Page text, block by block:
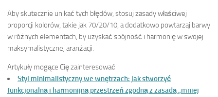
Aby skutecznie unikać tych błędów, stosuj zasady właściwej
proporcji kolorów, takie jak 70/20/10, a dodatkowo powtarzaj barwy
w różnych elementach, by uzyskać spójność i harmonię w swojej
maksymalistycznej aranżacji.
Artykuły mogące Cię zainteresować
Styl minimalistyczny we wnętrzach: jak stworzyć
funkcjonalną i harmonijną przestrzeń zgodną z zasadą „mniej